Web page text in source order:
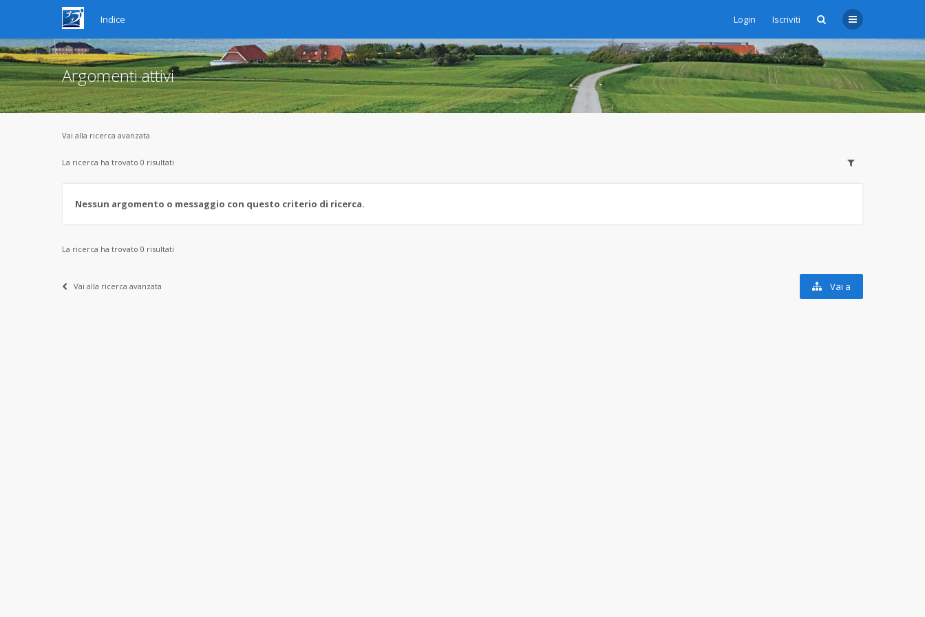
Login Iscriviti
Indice
Argomenti attivi
Vai alla ricerca avanzata
La ricerca ha trovato 0 risultati
Nessun argomento o messaggio con questo criterio di ricerca.
La ricerca ha trovato 0 risultati
Vai alla ricerca avanzata Vai a